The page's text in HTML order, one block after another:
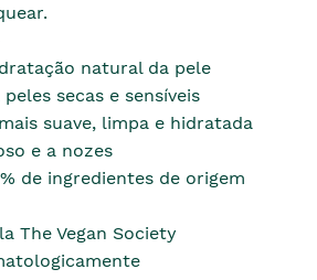
natural da pele
secas e sensíveis
suave, limpa e hidratada
e a nozes
de ingredientes de origem
The Vegan Society